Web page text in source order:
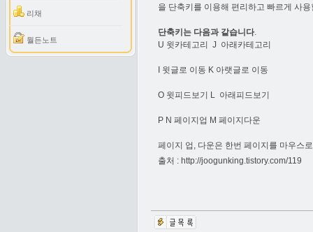
리채
월든노트
을 단축키를 이용해 편리하고 빠르게 사
단축키는 다음과 같습니다.
U 윗카테고리 J 아래카테고리
I 윗글로 이동 K 아랫글로 이동
O 윗피드보기 L 아래피드보기
P N 페이지업 M 페이지다운
페이지 업, 다운은 한번 페이지를 마우스
출처 : http://joogunking.tistory.com/119